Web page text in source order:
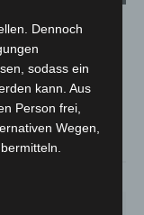
21.6°
20.5°
Dennoch
sodass ein
kann. Aus
Person frei,
Wegen,